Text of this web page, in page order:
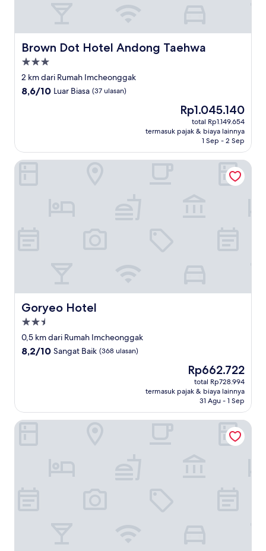
Brown Dot Hotel Andong Taehwa
Brown Dot Hotel Andong Taehwa
Properti
bintang
3.0
2 km dari Rumah Imcheonggak
8.6
ulasan)
8,6/10 Luar Biasa (37 ulasan)
Harga
sekarang
Rp1.045.140
Rp1.045.140
total Rp1.149.654
termasuk pajak & biaya lainnya
1 Sep - 2 Sep
Goryeo Hotel
Goryeo Hotel
Properti
bintang
2.5
0,5 km dari Rumah Imcheonggak
8.2
ulasan)
8,2/10 Sangat Baik (368 ulasan)
Harga
sekarang
Rp662.722
Rp662.722
total Rp728.994
termasuk pajak & biaya lainnya
31 Agu - 1 Sep
Goryeo Hotel
Chiam Gotaek